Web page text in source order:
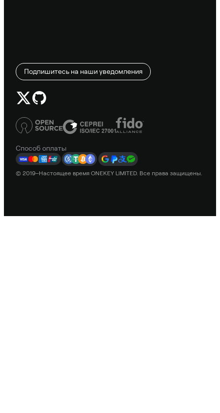
Подпишитесь на наши уведомления
Способ оплаты
© 2019–Настоящее время ONEKEY LIMITED. Все права защищены.